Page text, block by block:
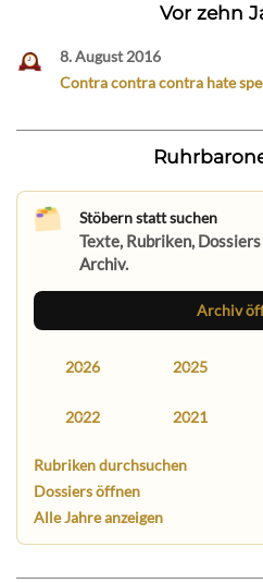
Vor zehn
8. August 2016
Contra contra contra hate
Stöbern statt suchen
Texte, Rubriken,
Archiv.
Archiv
2026 2025
2022 2021
Rubriken durchsuchen
Dossiers öffnen
Alle Jahre anzeigen